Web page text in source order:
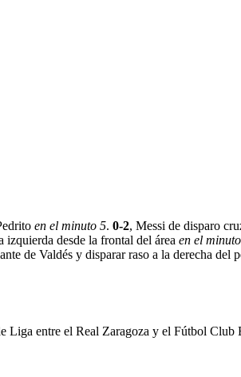
en el minuto 5. 0-2, Messi de disparo
izquierda desde la frontal del área en el
de Valdés y disparar raso a la derecha del
Liga entre el Real Zaragoza y el Fútbol Club